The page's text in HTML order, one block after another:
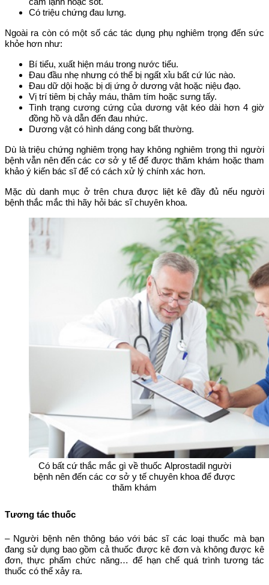
Có triệu chứng đau lưng.
Ngoài ra còn có một số các tác dụng phụ nghiêm trọng đến sức
khỏe hơn như:
Bí tiểu, xuất hiện máu trong nước tiểu.
Đau đầu nhẹ nhưng có thể bị ngất xỉu bất cứ lúc nào.
Đau dữ dội hoặc bị dị ứng ở dương vật hoặc niệu đạo.
Vị trí tiêm bị chảy máu, thâm tím hoặc sưng tấy.
Tình trạng cương cứng của dương vật kéo dài hơn 4 giờ
đồng hồ và dẫn đến đau nhức.
Dương vật có hình dáng cong bất thường.
Dù là triệu chứng nghiêm trọng hay không nghiêm trọng thì người
bệnh vẫn nên đến các cơ sở y tế để được thăm khám hoặc tham
khảo ý kiến bác sĩ để có cách xử lý chính xác hơn.
Mặc dù danh mục ở trên chưa được liệt kê đầy đủ nếu người
bệnh thắc mắc thì hãy hỏi bác sĩ chuyên khoa.
Có bất cứ thắc mắc gì về thuốc Alprostadil người
bệnh nên đến các cơ sở y tế chuyên khoa để được
thăm khám
Tương tác thuốc
– Người bệnh nên thông báo với bác sĩ các loại thuốc mà bạn
đang sử dụng bao gồm cả thuốc được kê đơn và không được kê
đơn, thực phẩm chức năng… để hạn chế quá trình tương tác
thuốc có thể xảy ra.